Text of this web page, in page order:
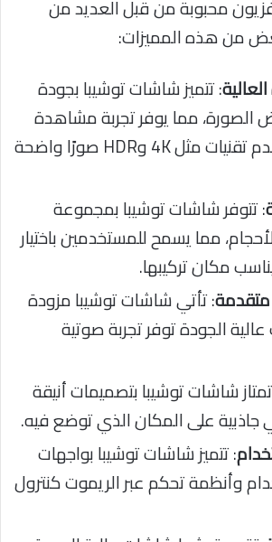
محبوبة من قبل العديد من
من هذه المميزات:
: تتميز شاشات توشيبا بجودة
الصورة، مما يوفر تجربة مشاهدة
رائعة. كما تقدم تقنيات مثل 4K وHDR صورًا واضحة
: تتوفر شاشات توشيبا بمجموعة
مما يسمح للمستخدمين باختيار
مكان تركيبها.
: تأتي شاشات توشيبا مزودة
الجودة توفر تجربة صوتية
شاشات توشيبا بتصميمات أنيقة
على المكان الذي توضع فيه.
: تتميز شاشات توشيبا بواجهات
وأنظمة تحكم عبر الريموت كنترول